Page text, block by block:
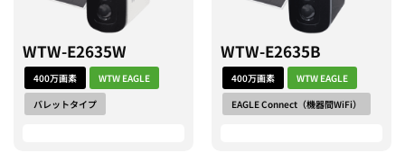
WTW-E2635W
400万画素
WTW EAGLE
バレットタイプ
WTW-E2635B
400万画素
WTW EAGLE
EAGLE Connect（機器間WiFi）